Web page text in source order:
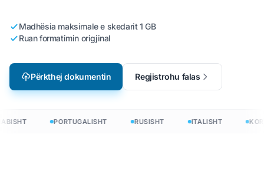
Madhësia maksimale e skedarit 1 GB
Ruan formatimin origjinal
Përkthej dokumentin Regjistrohu falas
PORTUGALISHT RUSISHT ITALISHT